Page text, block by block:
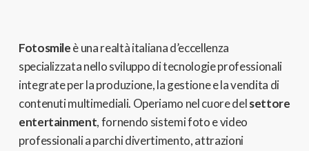
Fotosmileè una realtà italiana d’eccellenza
specializzata nello sviluppo di tecnologie professionali
integrate per la produzione,la gestione e la vendita di
contenuti multimediali. Operiamo nel cuore delsettore
entertainment,fornendo sistemi foto e video
professionali a parchi divertimento,attrazioni